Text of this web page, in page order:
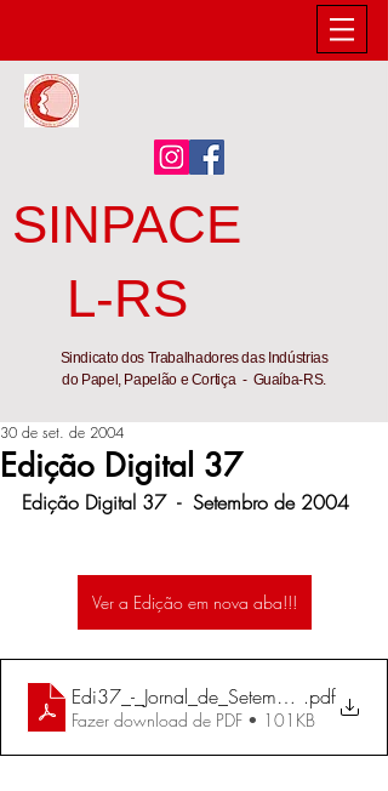
SINPACE
L-RS
Sindicato dos Trabalhadores das Indústrias
do Papel, Papelão e Cortiça - Guaíba-RS.
Edição Digital 37
30 de set. de 2004
Edição Digital 37  -  Setembro de 2004
Ver a Edição em nova aba!!!
Edi37_-_Jornal_de_Setembro_de_2004
.pdf
Fazer download de PDF • 101KB